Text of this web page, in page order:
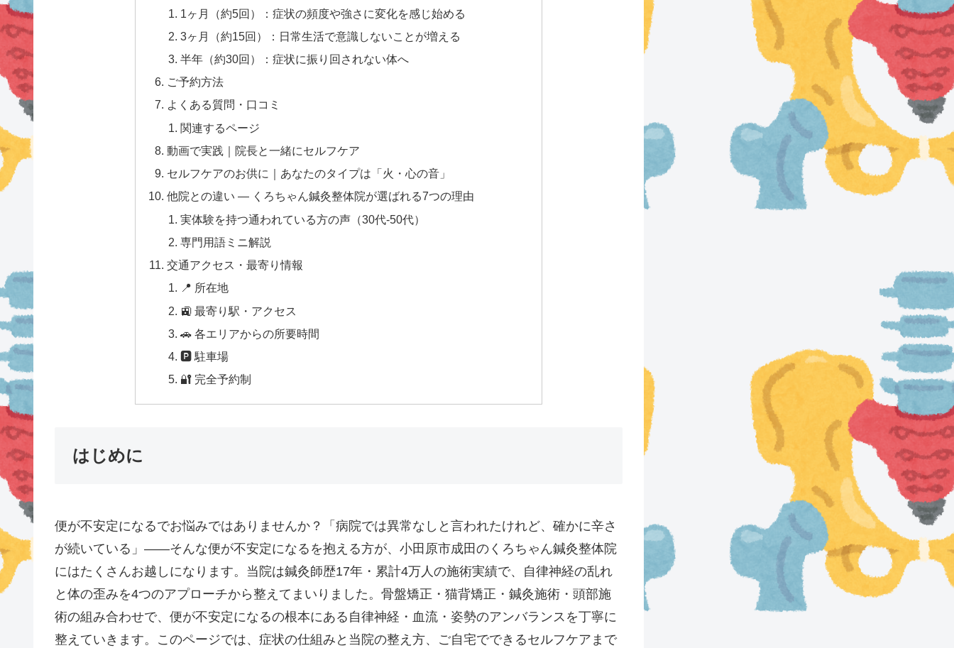
1ヶ月（約5回）：症状の頻度や強さに変化を感じ始める
3ヶ月（約15回）：日常生活で意識しないことが増える
半年（約30回）：症状に振り回されない体へ
ご予約方法
よくある質問・口コミ
関連するページ
動画で実践｜院長と一緒にセルフケア
セルフケアのお供に｜あなたのタイプは「火・心の音」
他院との違い — くろちゃん鍼灸整体院が選ばれる7つの理由
実体験を持つ通われている方の声（30代-50代）
専門用語ミニ解説
交通アクセス・最寄り情報
📍 所在地
🚉 最寄り駅・アクセス
🚗 各エリアからの所要時間
🅿 駐車場
🔐 完全予約制
はじめに
便が不安定になるでお悩みではありませんか？「病院では異常なしと言われたけれど、確かに辛さ
が続いている」——そんな便が不安定になるを抱える方が、小田原市成田のくろちゃん鍼灸整体院
にはたくさんお越しになります。当院は鍼灸師歴17年・累計4万人の施術実績で、自律神経の乱れ
と体の歪みを4つのアプローチから整えてまいりました。骨盤矯正・猫背矯正・鍼灸施術・頭部施
術の組み合わせで、便が不安定になるの根本にある自律神経・血流・姿勢のアンバランスを丁寧に
整えていきます。このページでは、症状の仕組みと当院の整え方、ご自宅でできるセルフケアまで